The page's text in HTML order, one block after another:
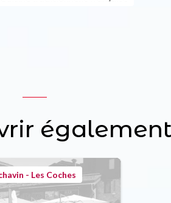
- Les Coches